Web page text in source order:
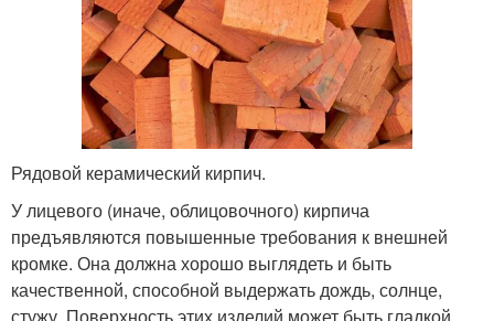
Рядовой керамический кирпич.
У лицевого (иначе, облицовочного) кирпича
предъявляются повышенные требования к внешней
кромке. Она должна хорошо выглядеть и быть
качественной, способной выдержать дождь, солнце,